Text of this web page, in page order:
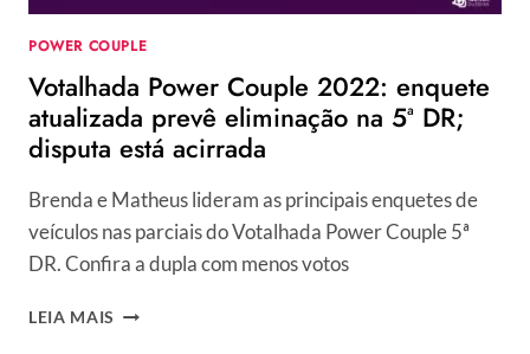
POWER COUPLE
Votalhada Power Couple 2022: enquete
atualizada prevê eliminação na 5ª DR;
disputa está acirrada
Brenda e Matheus lideram as principais enquetes de
veículos nas parciais do Votalhada Power Couple 5ª
DR. Confira a dupla com menos votos
LEIA MAIS VOTALHADA